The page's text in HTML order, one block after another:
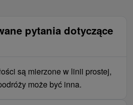
pytania dotyczące
są mierzone w linii prostej,
może być inna.